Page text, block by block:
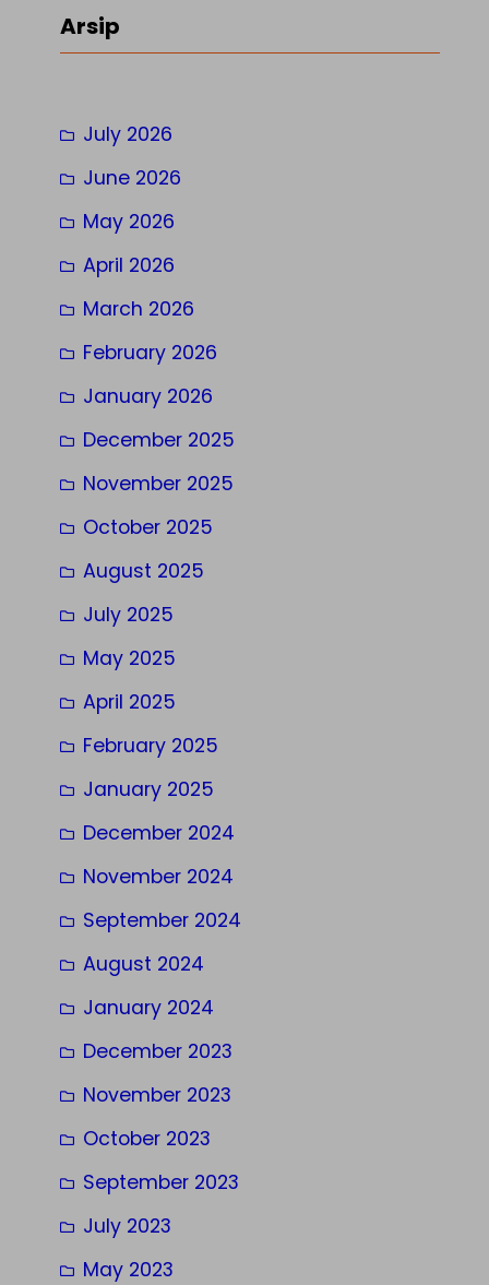
c
Arsip
July 2026
June 2026
May 2026
April 2026
March 2026
February 2026
January 2026
December 2025
November 2025
October 2025
August 2025
July 2025
May 2025
April 2025
February 2025
January 2025
December 2024
November 2024
September 2024
August 2024
January 2024
December 2023
November 2023
October 2023
September 2023
July 2023
May 2023